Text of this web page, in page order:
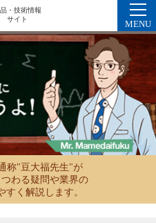
・技術情報
サイト
MENU
称"豆大福先生"が
わる疑問や業界の
すく解説します。